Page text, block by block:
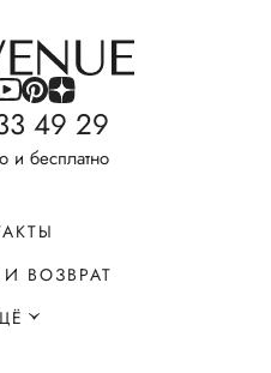
49 29
и бесплатно
ВОЗВРАТ